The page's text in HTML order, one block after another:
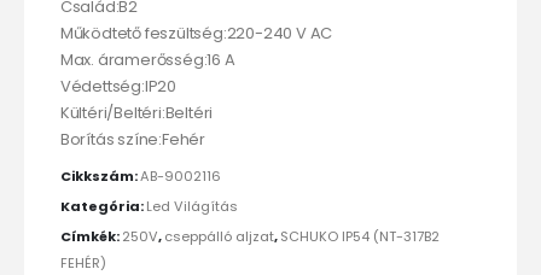
Család:B2
Működtető feszültség:220-240 V AC
Max. áramerősség:16 A
Védettség:IP20
Kültéri/Beltéri:Beltéri
Borítás színe:Fehér
Cikkszám:AB-9002116
Kategória:Led Világítás
Címkék:250V,cseppálló aljzat,SCHUKO IP54 (NT-317B2
FEHÉR)